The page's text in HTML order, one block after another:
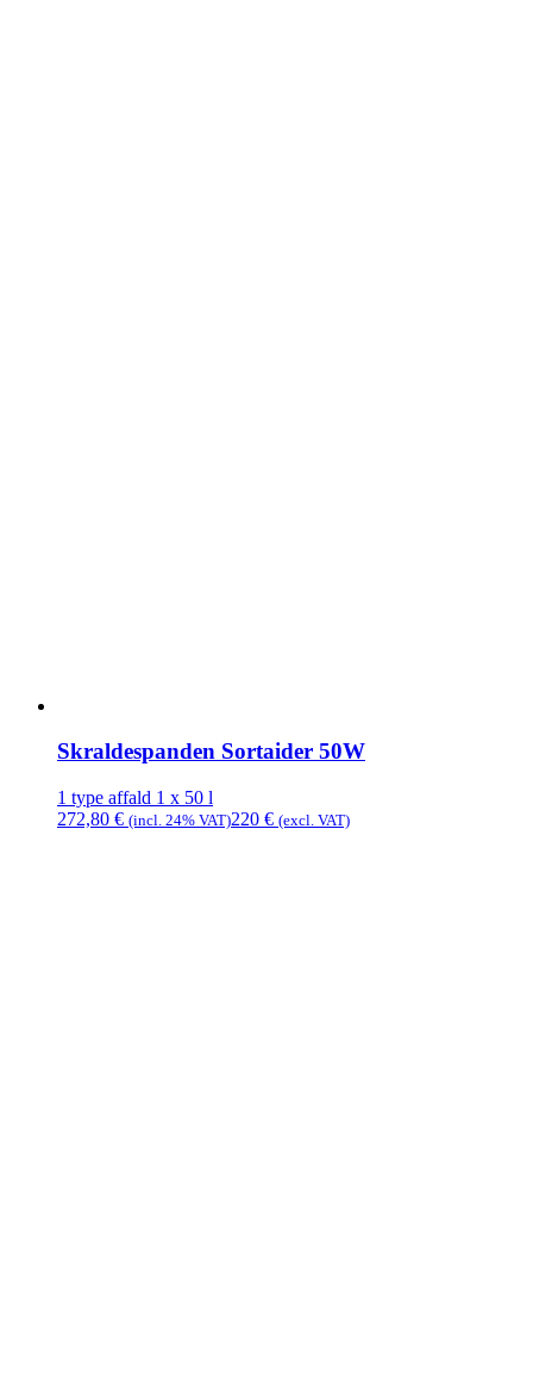
Skraldespanden Sortaider 50W
1 type affald 1 x 50 l
272,80 € (incl. 24% VAT)220 € (excl. VAT)